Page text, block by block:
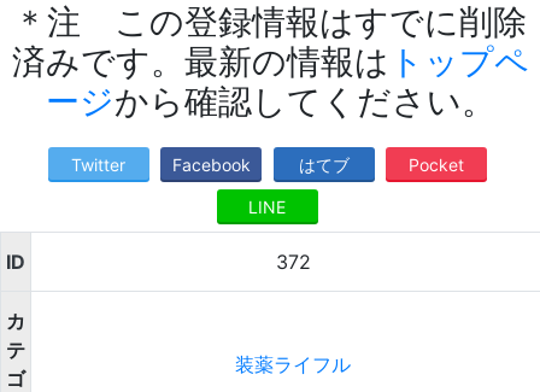
＊注 この登録情報はすでに削除
済みです。最新の情報は トップペ
ージから確認してください。
Twitter Facebook はてブ Pocket
LINE
ID 372
カ
テ
ゴ
装薬ライフル